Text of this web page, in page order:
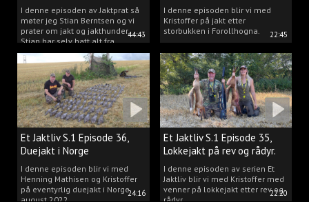
44:43
I denne episoden av Jaktprat så
møter jeg Stian Berntsen og vi
prater om jakt og jakthunder.
Stian har selv hatt alt fra
støvere, til elghunder,
rådyrhunder, spetser, apportører
og stående fuglehunder.
22:45
I denne episoden blir vi med
Kristoffer på jakt etter
storbukken i Forollhogna.
24:16
Et Jaktliv S.1 Episode 36,
Duejakt i Norge
I denne episoden blir vi med
Henning Mathisen og Kristoffer
på eventyrlig duejakt i Norge
august 2022.
22:20
Et Jaktliv S.1 Episode 35,
Lokkejakt på rev og rådyr.
I denne episoden av serien Et
Jaktliv blir vi med Kristoffer med
venner på lokkejakt etter rev og
rådyr.